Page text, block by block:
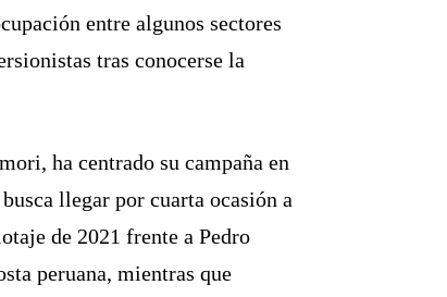
entre algunos sectores
tras conocerse la
ha centrado su campaña en
llegar por cuarta ocasión a
de 2021 frente a Pedro
peruana, mientras que